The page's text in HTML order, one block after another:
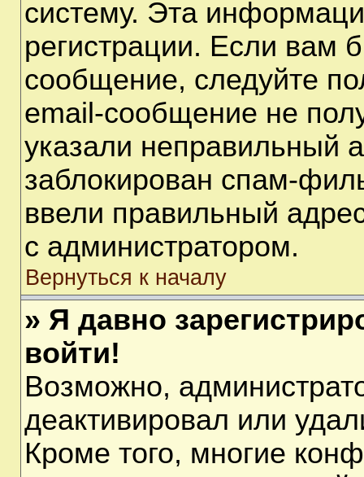
систему. Эта
регистрации. Если вам
сообщение, следуйте
email-сообщение не
указали неправильный
заблокирован спам-
ввели правильный
с администратором.
Вернуться к началу
» Я давно
войти!
Возможно,
деактивировал или
Кроме того, многие